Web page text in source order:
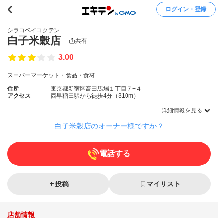
ログイン・登録
シラコベイコクテン
白子米穀店 共有
3.00
スーパーマーケット・食品・食材
住所
東京都新宿区高田馬場１丁目７−４
アクセス
西早稲田駅から徒歩4分（310m）
詳細情報を見る
白子米穀店のオーナー様ですか？
電話する
投稿 マイリスト
店舗情報